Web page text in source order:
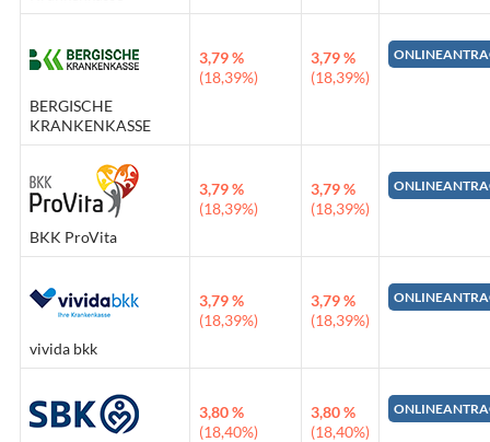
BERGISCHE
KRANKENKASSE
3,79 %
(18,39%)
3,79 %
(18,39%)
BKK ProVita
3,79 %
(18,39%)
3,79 %
(18,39%)
vivida bkk
3,79 %
(18,39%)
3,79 %
(18,39%)
3,80 %
(18,40%)
3,80 %
(18,40%)